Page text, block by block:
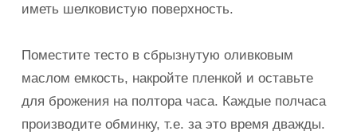
иметь шелковистую поверхность.
Поместите тесто в сбрызнутую оливковым
маслом емкость, накройте пленкой и оставьте
для брожения на полтора часа. Каждые полчаса
производите обминку, т.е. за это время дважды.